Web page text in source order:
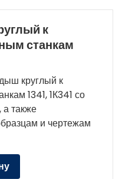
к
станкам
круглый к
1341, 1К341 со
а также
и чертежам